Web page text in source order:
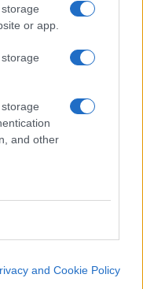
or app.
and other
and Cookie Policy
che